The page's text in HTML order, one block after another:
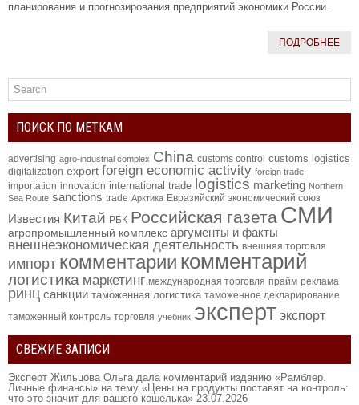
планирования и прогнозирования предприятий экономики России.
ПОДРОБНЕЕ
ПОИСК ПО МЕТКАМ
advertising agro-industrial complex China customs control customs logistics
digitalization export foreign economic activity foreign trade
importation innovation international trade logistics marketing Northern
Sea Route sanctions trade Арктика Евразийский экономический союз
Известия Китай РБК Российская газета СМИ
агропромышленный комплекс аргументы и факты
внешнеэкономическая деятельность внешняя торговля
импорт комментарии комментарий
логистика маркетинг международная торговля прайм реклама
ринц санкции таможенная логистика таможенное декларирование
таможенный контроль торговля учебник эксперт экспорт
СВЕЖИЕ ЗАПИСИ
Эксперт Жильцова Ольга дала комментарий изданию «Рамблер.
Личные финансы» на тему «Цены на продукты поставят на контроль:
что это значит для вашего кошелька» 23.07.2026